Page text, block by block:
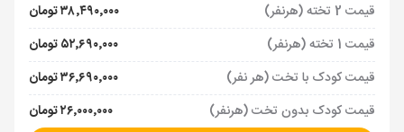
قیمت 2 تخته (هرنفر)
۳۸٬۴۹۰٬۰۰۰ تومان
قیمت 1 تخته (هرنفر)
۵۲٬۶۹۰٬۰۰۰ تومان
قیمت کودک با تخت (هر نفر)
۳۶٬۶۹۰٬۰۰۰ تومان
قیمت کودک بدون تخت (هرنفر)
۲۶٬۰۰۰٬۰۰۰ تومان